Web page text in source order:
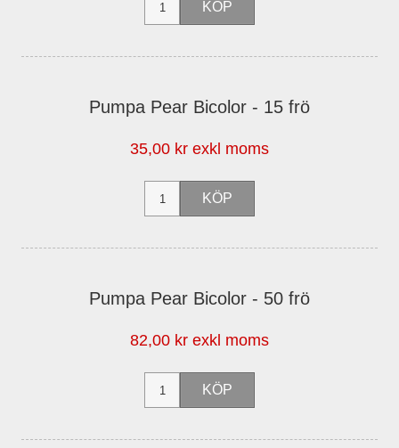
Pumpa Pear Bicolor - 15 frö
35,00 kr exkl moms
Pumpa Pear Bicolor - 50 frö
82,00 kr exkl moms